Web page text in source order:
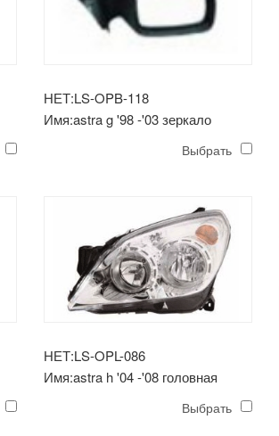
НЕТ:LS-OPB-118
Имя:astra g '98 -'03 зеркало
Выбрать
НЕТ:LS-OPL-086
Имя:astra h '04 -'08 головная
Выбрать